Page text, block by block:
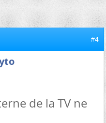
#4
de la TV ne